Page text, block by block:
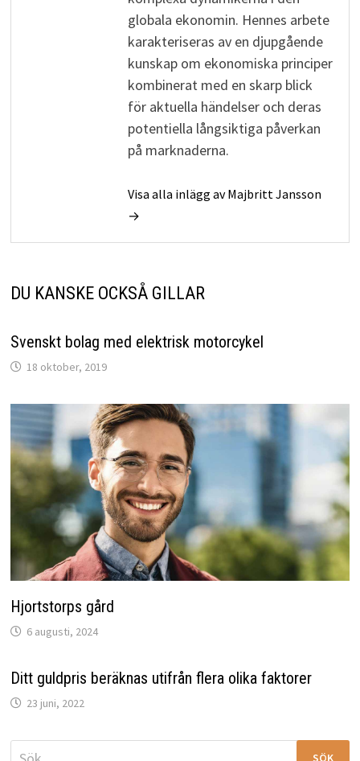
globala ekonomin. Hennes arbete
karakteriseras av en djupgående
kunskap om ekonomiska principer
kombinerat med en skarp blick
för aktuella händelser och deras
potentiella långsiktiga påverkan
på marknaderna.
Visa alla inlägg av Majbritt Jansson
→
DU KANSKE OCKSÅ GILLAR
Svenskt bolag med elektrisk motorcykel
18 oktober, 2019
Hjortstorps gård
6 augusti, 2024
Ditt guldpris beräknas utifrån flera olika faktorer
23 juni, 2022
Sök